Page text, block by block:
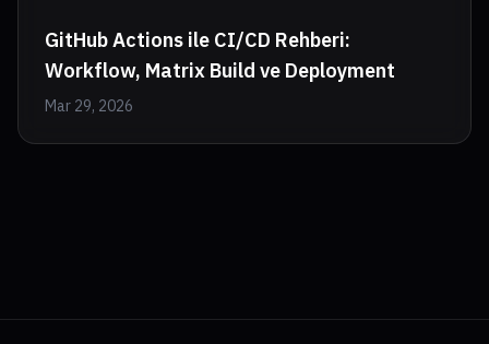
GitHub Actions ile CI/CD Rehberi:
Workflow, Matrix Build ve Deployment
Mar 29, 2026